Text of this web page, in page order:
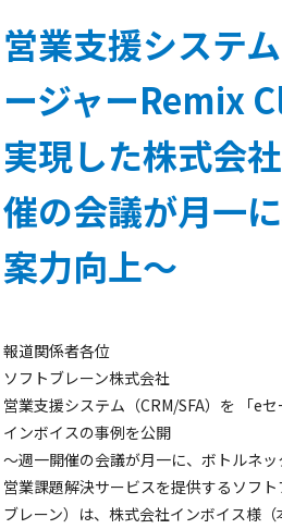
営業支援システ
ージャーRemix
実現した株式会
催の会議が月一
案力向上～
報道関係者各位
ソフトブレーン株式会社
営業支援システム（CRM/SFA）を 「e
インボイスの事例を公開
～週一開催の会議が月一に、ボトルネ
営業課題解決サービスを提供するソフ
ブレーン）は、株式会社インボイス様